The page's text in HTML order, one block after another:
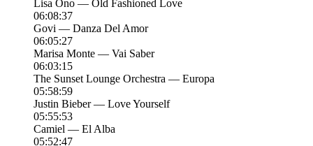
Lisa Ono — Old Fashioned Love
06:08:37
Govi — Danza Del Amor
06:05:27
Marisa Monte — Vai Saber
06:03:15
The Sunset Lounge Orchestra — Europa
05:58:59
Justin Bieber — Love Yourself
05:55:53
Camiel — El Alba
05:52:47